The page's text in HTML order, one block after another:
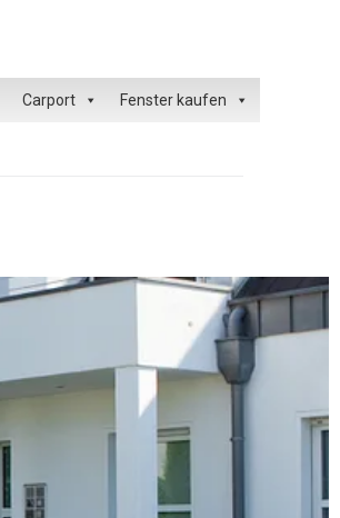
Carport Fenster kaufen